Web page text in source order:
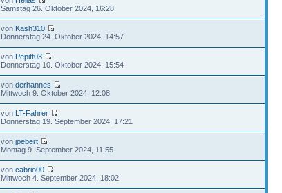
Samstag 26. Oktober 2024, 16:28
von Kash310
Donnerstag 24. Oktober 2024, 14:57
von Pepitt03
Donnerstag 10. Oktober 2024, 15:54
vonderhannes
Mittwoch 9. Oktober 2024, 12:08
von LT-Fahrer
Donnerstag 19. September 2024, 17:21
vonjpebert
Montag 9. September 2024, 11:55
voncabrio00
Mittwoch 4. September 2024, 18:02